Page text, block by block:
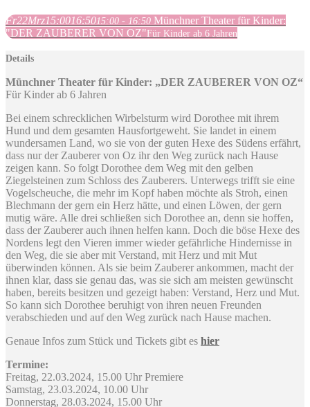
Fr22Mrz15:0016:5015:00 - 16:50 Münchner Theater für Kinder:
"DER ZAUBERER VON OZ"Für Kinder ab 6 Jahren
Details
Münchner Theater für Kinder: „DER ZAUBERER VON OZ“
Für Kinder ab 6 Jahren
Bei einem schrecklichen Wirbelsturm wird Dorothee mit ihrem
Hund und dem gesamten Hausfortgeweht. Sie landet in einem
wundersamen Land, wo sie von der guten Hexe des Südens erfährt,
dass nur der Zauberer von Oz ihr den Weg zurück nach Hause
zeigen kann. So folgt Dorothee dem Weg mit den gelben
Ziegelsteinen zum Schloss des Zauberers. Unterwegs trifft sie eine
Vogelscheuche, die mehr im Kopf haben möchte als Stroh, einen
Blechmann der gern ein Herz hätte, und einen Löwen, der gern
mutig wäre. Alle drei schließen sich Dorothee an, denn sie hoffen,
dass der Zauberer auch ihnen helfen kann. Doch die böse Hexe des
Nordens legt den Vieren immer wieder gefährliche Hindernisse in
den Weg, die sie aber mit Verstand, mit Herz und mit Mut
überwinden können. Als sie beim Zauberer ankommen, macht der
ihnen klar, dass sie genau das, was sie sich am meisten gewünscht
haben, bereits besitzen und gezeigt haben: Verstand, Herz und Mut.
So kann sich Dorothee beruhigt von ihren neuen Freunden
verabschieden und auf den Weg zurück nach Hause machen.
Genaue Infos zum Stück und Tickets gibt es hier
Termine:
Freitag, 22.03.2024, 15.00 Uhr Premiere
Samstag, 23.03.2024, 10.00 Uhr
Donnerstag, 28.03.2024, 15.00 Uhr